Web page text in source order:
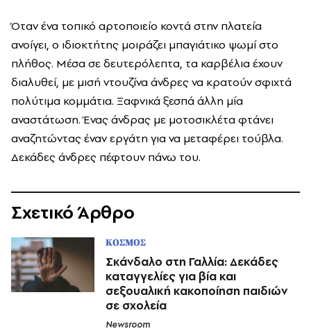
Όταν ένα τοπικό αρτοποιείο κοντά στην πλατεία
ανοίγει, ο ιδιοκτήτης μοιράζει μπαγιάτικο ψωμί στο
πλήθος. Μέσα σε δευτερόλεπτα, τα καρβέλια έχουν
διαλυθεί, με μισή ντουζίνα άνδρες να κρατούν σφιχτά
πολύτιμα κομμάτια. Ξαφνικά ξεσπά άλλη μία
αναστάτωση. Ένας άνδρας με μοτοσικλέτα φτάνει
αναζητώντας έναν εργάτη για να μεταφέρει τούβλα.
Δεκάδες άνδρες πέφτουν πάνω του.
Σχετικό Άρθρο
ΚΟΣΜΟΣ
Σκάνδαλο στη Γαλλία: Δεκάδες
καταγγελίες για βία και
σεξουαλική κακοποίηση παιδιών
σε σχολεία
Newsroom